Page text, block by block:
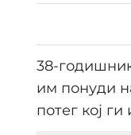
38-
им понуди
потег кој